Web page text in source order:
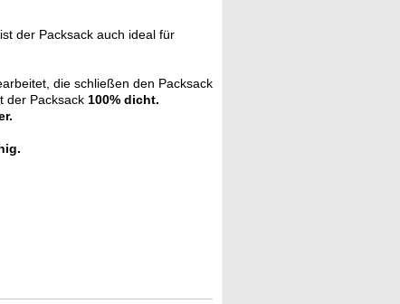
ist der Packsack auch ideal für
die schließen den Packsack
der Packsack 100% dicht.